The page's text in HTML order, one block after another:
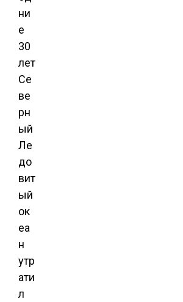
ни
е
30
лет
Се
ве
рн
ый
Ле
до
вит
ый
ок
еа
н
утр
ати
л